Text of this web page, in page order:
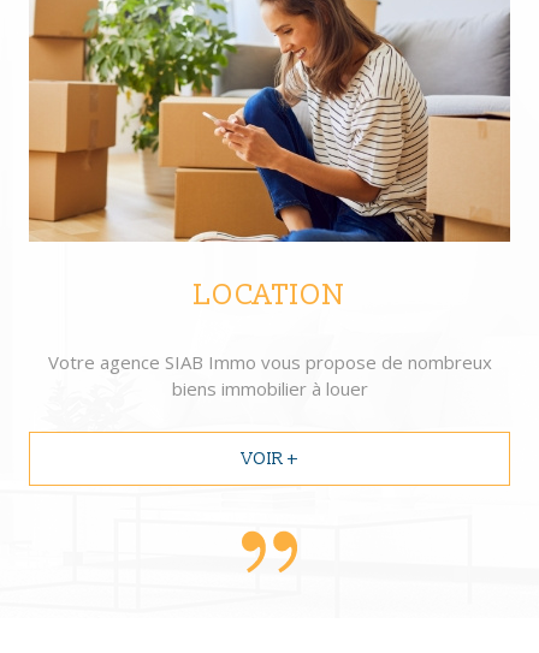
LOCATION
Votre agence SIAB Immo vous propose de nombreux
biens immobilier à louer
VOIR +